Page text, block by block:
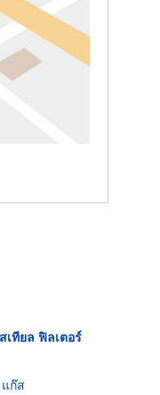
เทียล ฟิลเตอร์
ก๊ส